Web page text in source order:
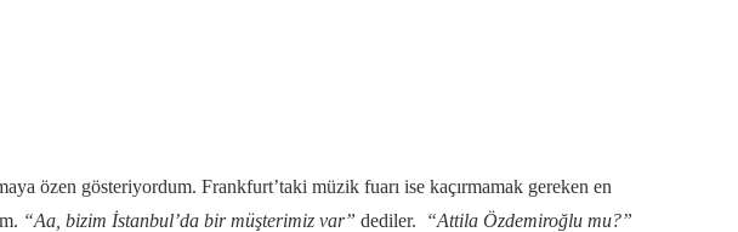
özen gösteriyordum. Frankfurt’taki müzik fuarı ise kaçırmamak gereken en
“Aa, bizim İstanbul’da bir müşterimiz var” dediler.
“Attila Özdemiroğlu mu?”